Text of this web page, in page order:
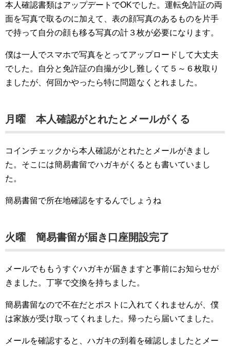
本人確認書類はアップデートでOKでした。運転免許証の両
面を写真で取るのに加えて、表の顔写真のあるものを片手
で持って自分の顔も移る写真の計３枚が必要になります。
僕は一人でスマホで写真をとってアップロードして大丈夫
でした。自分と免許証の自撮が少し難しくて５～６枚取り
ましたが、何回かやったら特に問題なくとれました。
月曜 本人確認がとれたとメールがくる
コインチェックから本人確認がとれたとメールがきまし
た。そこには簡易書留でハガキがくるとも書いていまし
た。
簡易書留で所在地確認をするんでしょうね
火曜 簡易書留が届き口座開設完了
メールでももうすぐハガキが届きますと事前にお知らせが
きました。丁寧で交換を持ちました。
簡易書留なので不在だとポストに入れてくれませんが、僕
は家族が受け取ってくれました。帰ったら届いてました。
メールを確認すると、ハガキの到着を確認しましたとメー